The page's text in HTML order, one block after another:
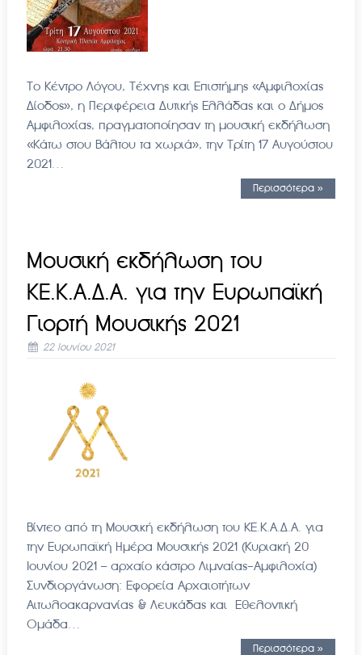
Το Κέντρο Λόγου, Τέχνης και Επιστήμης «Αμφιλοχίας
Δίοδος», η Περιφέρεια Δυτικής Ελλάδας και ο Δήμος
Αμφιλοχίας, πραγματοποίησαν τη μουσική εκδήλωση
«Κάτω στου Βάλτου τα χωριά», την Τρίτη 17 Αυγούστου
2021…
Περισσότερα »
Μουσική εκδήλωση του
ΚΕ.Κ.Α.Δ.Α. για την Ευρωπαϊκή
Γιορτή Μουσικής 2021
22 Ιουνίου 2021
Βίντεο από τη Μουσική εκδήλωση του ΚΕ.Κ.Α.Δ.Α. για
την Ευρωπαϊκή Ημέρα Μουσικής 2021 (Κυριακή 20
Ιουνίου 2021 – αρχαίο κάστρο Λιμναίας-Αμφιλοχία)
Συνδιοργάνωση: Εφορεία Αρχαιοτήτων
Αιτωλοακαρνανίας & Λευκάδας και Εθελοντική
Ομάδα…
Περισσότερα »